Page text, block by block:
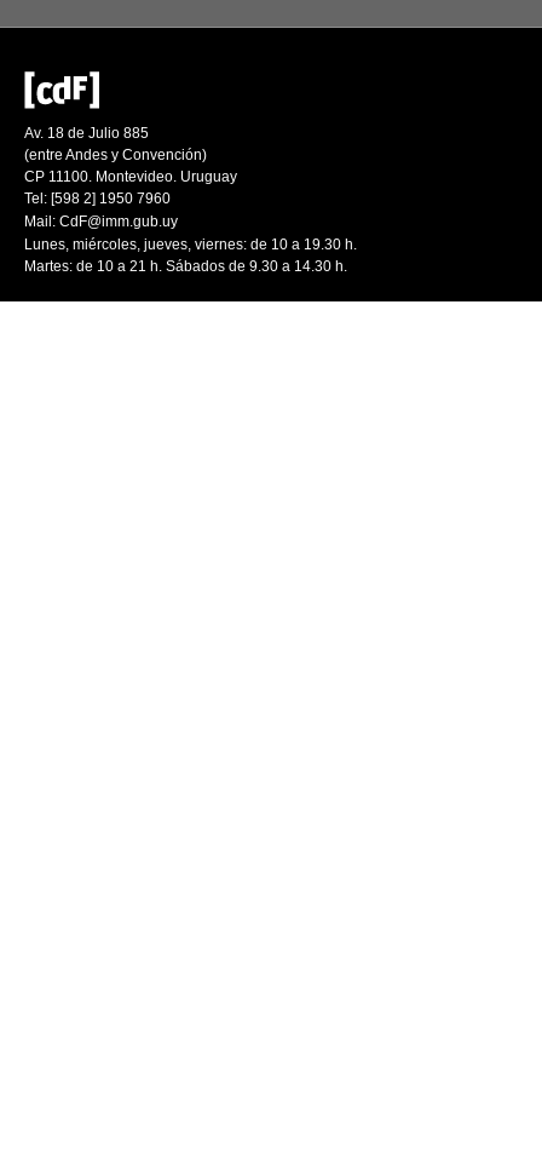
Av. 18 de Julio 885
(entre Andes y Convención)
CP 11100. Montevideo. Uruguay
Tel: [598 2] 1950 7960
Mail: CdF@imm.gub.uy
Lunes, miércoles, jueves, viernes: de 10 a 19.30 h.
Martes: de 10 a 21 h. Sábados de 9.30 a 14.30 h.